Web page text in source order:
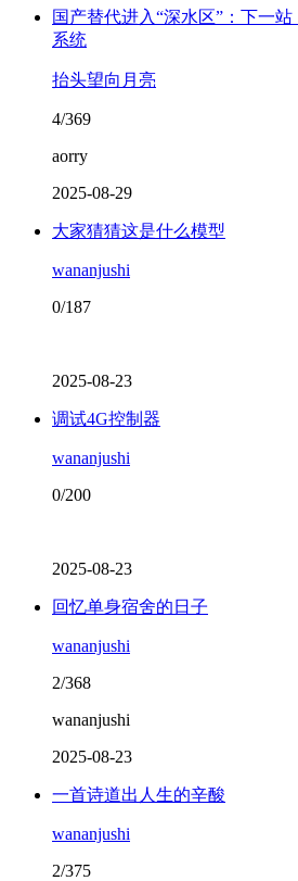
国产替代进入“深水区”：下一
系统
抬头望向月亮
4/369
aorry
2025-08-29
大家猜猜这是什么模型
wananjushi
0/187
2025-08-23
调试4G控制器
wananjushi
0/200
2025-08-23
回忆单身宿舍的日子
wananjushi
2/368
wananjushi
2025-08-23
一首诗道出人生的辛酸
wananjushi
2/375